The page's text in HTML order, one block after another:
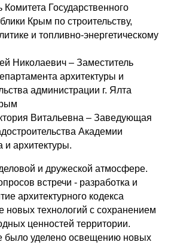
Комитета Государственного
Крым по строительству,
и топливно-энергетическому
Николаевич – Заместитель
архитектуры и
администрации г. Ялта
Витальевна – Заведующая
Академии
и архитектуры.
и дружеской атмосфере.
встречи - разработка и
архитектурного кодекса
новых технологий с сохранением
ценностей территории.
было уделено освещению новых